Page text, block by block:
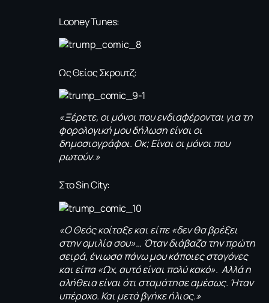
Looney Tunes:
Ως Θείος Σκρουτζ:
«Ξέρετε, οι μόνοι που ενδιαφέρονται για τη
φορολογική μου δήλωση είναι οι
δημοσιογράφοι. Οκ; Είναι οι μόνοι που
ρωτούν.»
Στο Sin City:
«Ο Θεός κοίταξε και είπε «δεν θα βρέξει
στην ομιλία σου»… Όταν διάβαζα την πρώτη
σειρά, ένιωσα πάνω μου κάποιες σταγόνες
και είπα «Ωχ, αυτό είναι πολύ κακό». Αλλά η
αλήθεια είναι ότι σταμάτησε αμέσως. Ήταν
υπέροχο. Και μετά βγήκε ήλιος.»